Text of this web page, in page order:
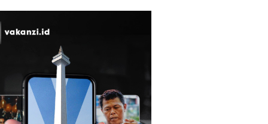
Neverness to
(NTE) Terbaru:
Paling OP?
GOJO Indonesia Resmi
Ekspansi ke Jawa Timur, Siap
Hadirkan Layanan